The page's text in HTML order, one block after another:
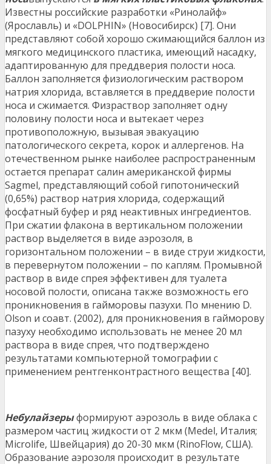
Известны российские разработки «Ринолайф»
(Ярославль) и «DOLPHIN» (Новосибирск) [7]. Они
представляют собой хорошо сжимающийся баллон из
мягкого медицинского пластика, имеющий насадку,
адаптированную для преддверия полости носа.
Баллон заполняется физиологическим раствором
натрия хлорида, вставляется в преддверие полости
носа и сжимается. Физраствор заполняет одну
половину полости носа и вытекает через
противоположную, вызывая эвакуацию
патологического секрета, корок и аллергенов. На
отечественном рынке наиболее распространенным
остается препарат салин американской фирмы
Sagmel, представляющий собой гипотонический
(0,65%) раствор натрия хлорида, содержащий
фосфатный буфер и ряд неактивных ингредиентов.
При сжатии флакона в вертикальном положении
раствор выделяется в виде аэрозоля, в
горизонтальном положении – в виде струи жидкости,
в перевернутом положении – по каплям. Промывной
раствор в виде спрея эффективен для туалета
носовой полости, описана также возможность его
проникновения в гайморовы пазухи. По мнению D.
Olson и соавт. (2002), для проникновения в гайморову
пазуху необходимо использовать не менее 20 мл
раствора в виде спрея, что подтверждено
результатами компьютерной томографии с
применением рентгенконтрастного вещества [40].
Небулайзерыформируют аэрозоль в виде облака с
размером частиц жидкости от 2 мкм (Medel, Италия;
Microlife, Швейцария) до 20-30 мкм (RinoFlow, США).
Образование аэрозоля происходит в результате